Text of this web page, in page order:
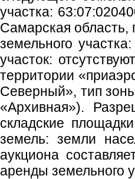
участка:
Самарская
земельного
участок:
территории
Северный», тип
«Архивная»).
складские
земель: земли
аукциона
аренды земельного